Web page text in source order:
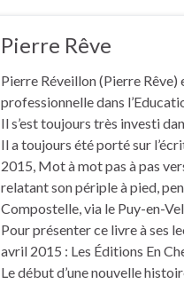
Pierre Rêve
Pierre Réveillon (Pierre
professionnelle dans
Il s’est toujours très investi
Il a toujours été porté sur
2015, Mot à mot pas à pas
relatant son périple à pied,
Compostelle, via le Puy-en-
Pour présenter ce livre à ses
avril 2015 : Les Éditions En
Le début d’une nouvelle